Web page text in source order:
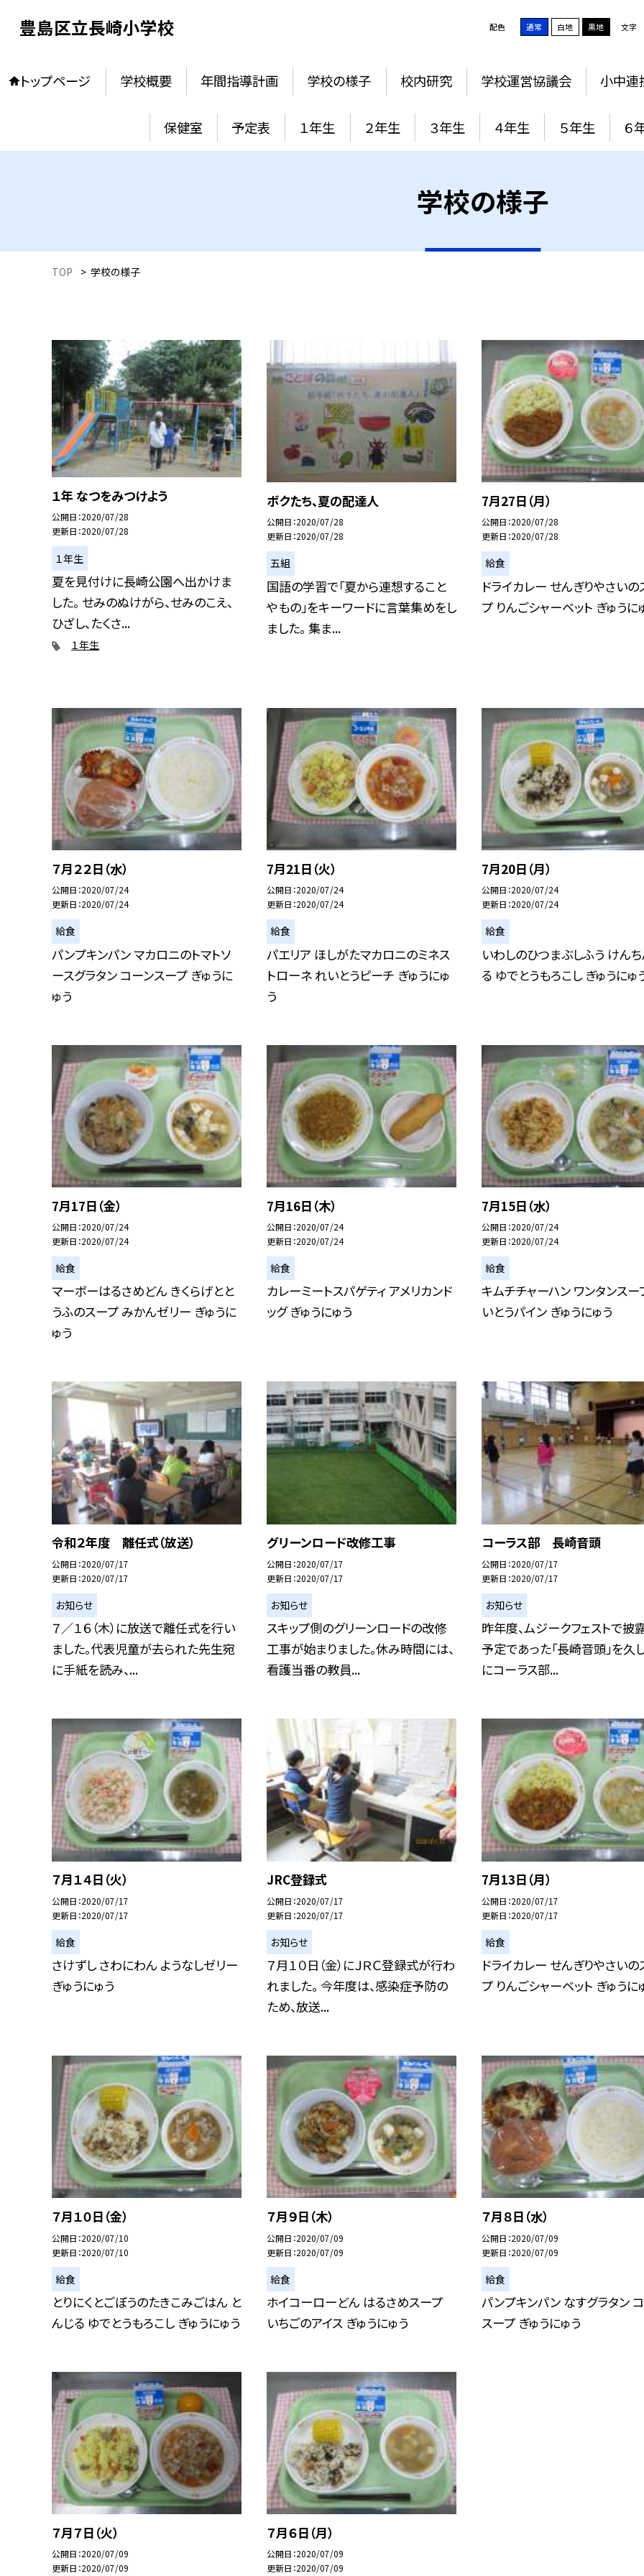
豊島区立長崎小学校 配色 通常 白地 黒地 文字
トップページ 学校概要 年間指導計画 学校の様子 校内研究 学校運営協議会 小中連
保健室 予定表 １年生 ２年生 ３年生 ４年生 ５年生 ６
学校の様子
TOP > 学校の様子
１年 なつをみつけよう
公開日 2020/07/28
更新日 2020/07/28
１年生
夏を見付けに長崎公園へ出かけま
した。 せみのぬけがら、せみのこえ、
ひざし、たくさ...
１年生
ボクたち、夏の配達人
公開日 2020/07/28
更新日 2020/07/28
五組
国語の学習で「夏から連想すること
やもの」をキーワードに言葉集めをし
ました。 集ま...
7月27日（月）
公開日 2020/07/28
更新日 2020/07/28
給食
ドライカレー せんぎりやさいの
プ りんごシャーベット ぎゅうに
７月２２日（水）
公開日 2020/07/24
更新日 2020/07/24
給食
パンプキンパン マカロニのトマトソ
ースグラタン コーンスープ ぎゅうに
ゅう
7月21日（火）
公開日 2020/07/24
更新日 2020/07/24
給食
パエリア ほしがたマカロニのミネス
トローネ れいとうピーチ ぎゅうにゅ
う
7月20日（月）
公開日 2020/07/24
更新日 2020/07/24
給食
いわしのひつまぶしふう けん
る ゆでとうもろこし ぎゅうにゅ
7月17日（金）
公開日 2020/07/24
更新日 2020/07/24
給食
マーボーはるさめどん きくらげとと
うふのスープ みかんゼリー ぎゅうに
ゅう
7月16日（木）
公開日 2020/07/24
更新日 2020/07/24
給食
カレーミートスパゲティ アメリカンド
ッグ ぎゅうにゅう
7月15日（水）
公開日 2020/07/24
更新日 2020/07/24
給食
キムチチャーハン ワンタンスー
いとうパイン ぎゅうにゅう
令和２年度 離任式（放送）
公開日 2020/07/17
更新日 2020/07/17
お知らせ
７／１６（木）に放送で離任式を行い
ました。代表児童が去られた先生宛
に手紙を読み、...
グリーンロード改修工事
公開日 2020/07/17
更新日 2020/07/17
お知らせ
スキップ側のグリーンロードの改修
工事が始まりました。休み時間には、
看護当番の教員...
コーラス部 長崎音頭
公開日 2020/07/17
更新日 2020/07/17
お知らせ
昨年度、ムジークフェストで披
予定であった「長崎音頭」を久
にコーラス部...
７月１４日（火）
公開日 2020/07/17
更新日 2020/07/17
給食
さけずし さわにわん ようなしゼリー
ぎゅうにゅう
JRC登録式
公開日 2020/07/17
更新日 2020/07/17
お知らせ
７月１０日（金）にＪＲＣ登録式が行わ
れました。 今年度は、感染症予防の
ため、放送...
7月13日（月）
公開日 2020/07/17
更新日 2020/07/17
給食
ドライカレー せんぎりやさいの
プ りんごシャーベット ぎゅうに
７月１０日（金）
公開日 2020/07/10
更新日 2020/07/10
給食
とりにくとごぼうのたきこみごはん と
んじる ゆでとうもろこし ぎゅうにゅう
７月９日（木）
公開日 2020/07/09
更新日 2020/07/09
給食
ホイコーローどん はるさめスープ
いちごのアイス ぎゅうにゅう
７月８日（水）
公開日 2020/07/09
更新日 2020/07/09
給食
パンプキンパン なすグラタン
スープ ぎゅうにゅう
７月７日（火）
公開日 2020/07/09
更新日 2020/07/09
７月６日（月）
公開日 2020/07/09
更新日 2020/07/09